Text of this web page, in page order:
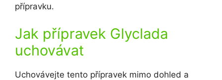
přípravku.
Jak přípravek Glyclada
uchovávat
Uchovávejte tento přípravek mimo dohled a